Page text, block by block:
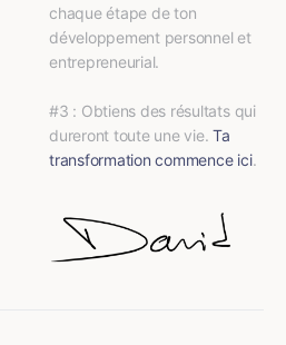
chaque étape de ton
développement personnel et
entrepreneurial.
#3 : Obtiens des résultats qui
dureront toute une vie. Ta
transformation commence ici.